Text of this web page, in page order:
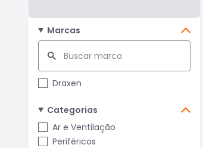
Marcas
Draxen
Categorias
Ar e Ventilação
Periféricos